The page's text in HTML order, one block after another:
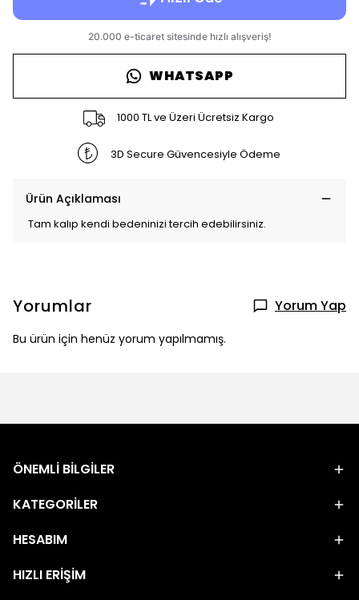
WHATSAPP
1000 TL ve Üzeri Ücretsiz Kargo
3D Secure Güvencesiyle Ödeme
Ürün Açıklaması
Tam kalıp kendi bedeninizi tercih edebilirsiniz.
Yorumlar Yorum Yap
Bu ürün için henüz yorum yapılmamış.
ÖNEMLİ BİLGİLER
KATEGORİLER
HESABIM
HIZLI ERİŞİM